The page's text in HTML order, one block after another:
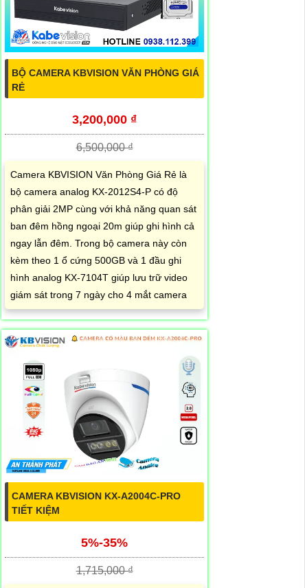
BỘ CAMERA KBVISION VĂN PHÒNG GIÁ
RẺ
3,200,000 ₫
6,500,000 ₫
Camera KBVISION Văn Phòng Giá Rẻ là
bộ camera analog KX-2012S4-P có độ
phân giải 2MP cùng với khả năng quan sát
ban đêm hồng ngoại 20m giúp ghi hình cả
ngay lẫn đêm. Trong bộ camera này còn
kèm theo 1 ổ cứng 500GB và 1 đầu ghi
hình analog KX-7104T giúp lưu trữ video
giám sát trong 7 ngày cho 4 mắt camera
CAMERA KBVISION KX-A2004C-PRO
TIẾT KIỆM
5%-35%
1,715,000 ₫